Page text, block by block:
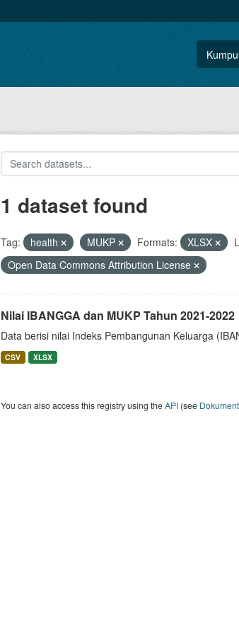
1 dataset found
Tag: health MUKP Formats: XLSX
Open Data Commons Attribution License
Nilai IBANGGA dan MUKP Tahun 2021-2022
Data berisi nilai Indeks Pembangunan Keluarga
CSV XLSX
You can also access this registry using theAPI(see